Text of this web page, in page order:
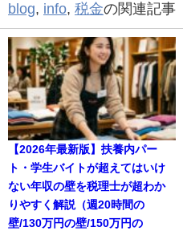
blog info 税金の関連記事
【2026年最新版】扶養内パー
ト・学生バイトが超えてはいけ
ない年収の壁を税理士が超わか
りやすく解説（週20時間の
壁/130万円の壁/150万円の